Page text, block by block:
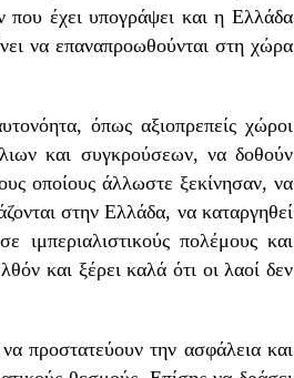
έχει υπογράψει και η Ελλάδα
να επαναπροωθούνται στη χώρα
όπως αξιοπρεπείς χώροι
και συγκρούσεων, να δοθούν
οποίους άλλωστε ξεκίνησαν, να
στην Ελλάδα, να καταργηθεί
πολέμους και
και ξέρει καλά ότι οι λαοί δεν
προστατεύουν την ασφάλεια και